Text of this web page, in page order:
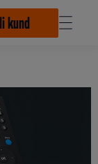
kund